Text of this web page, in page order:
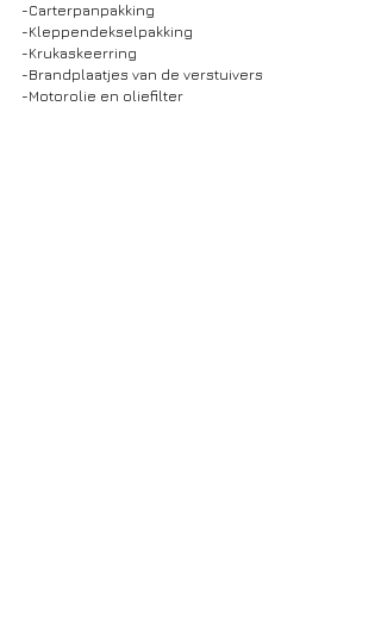
-Carterpanpakking
-Kleppendekselpakking
-Krukaskeerring
-Brandplaatjes van de verstuivers
-Motorolie en oliefilter